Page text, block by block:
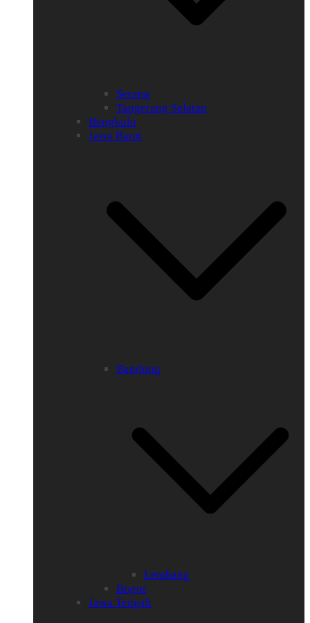
Serang
Tangerang Selatan
Bengkulu
Jawa Barat
Bandung
Lembang
Bogor
Jawa Tengah